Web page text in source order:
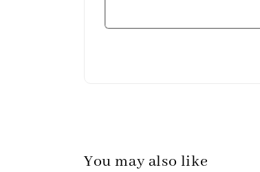
You may also like